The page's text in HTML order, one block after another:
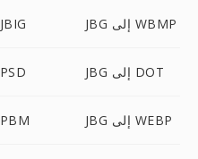
JBG إلى JBIG JBG إلى WBMP
JBG إلى PSD JBG إلى DOT
JBG إلى PBM JBG إلى WEBP